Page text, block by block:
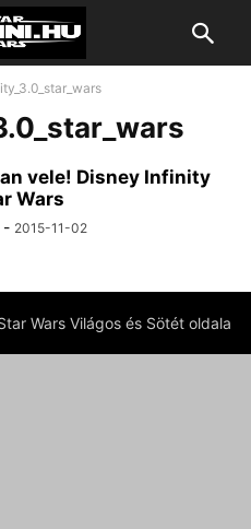
vele! Disney Infinity
Wars
- 2015-11-02
Wars Világos és Sötét oldala